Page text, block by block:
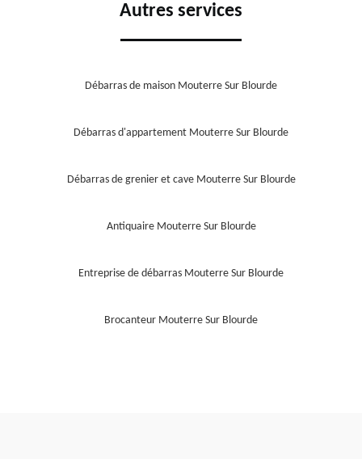
Autres services
Débarras de maison Mouterre Sur Blourde
Débarras d'appartement Mouterre Sur Blourde
Débarras de grenier et cave Mouterre Sur Blourde
Antiquaire Mouterre Sur Blourde
Entreprise de débarras Mouterre Sur Blourde
Brocanteur Mouterre Sur Blourde